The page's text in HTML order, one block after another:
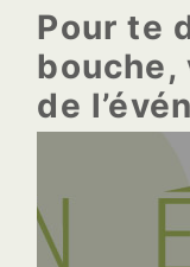
Pour te
bouche,
de